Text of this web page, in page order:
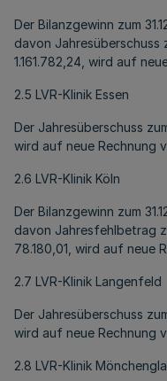
Der Bilanzgewinn zum
davon Jahresüberschuss
1.161.782,24, wird auf
2.5 LVR-Klinik Essen
Der Jahresüberschuss
wird auf neue Rechnung
2.6 LVR-Klinik Köln
Der Bilanzgewinn zum
davon Jahresfehlbetrag
78.180,01, wird auf neue
2.7 LVR-Klinik Langenfeld
Der Jahresüberschuss
wird auf neue Rechnung
2.8 LVR-Klinik